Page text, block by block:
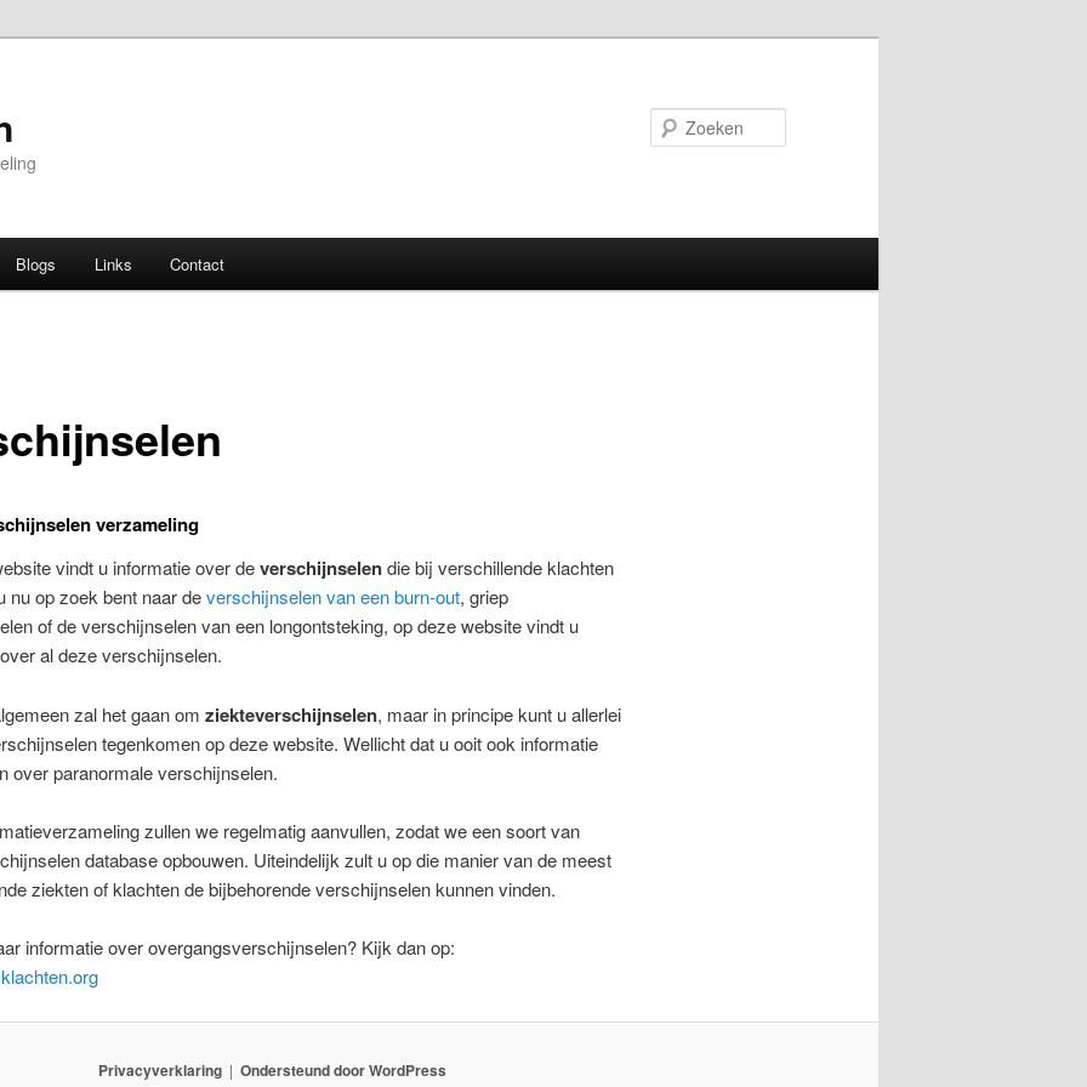
Blogs Links Contact
verzameling
vindt u informatie over deverschijnselendie bij verschillende klachten
nu op zoek bent naar deverschijnselen van een burn-out, griep
of de verschijnselen van een longontsteking, op deze website vindt u
al deze verschijnselen.
zal het gaan om ziekteverschijnselen, maar in principe kunt u allerlei
tegenkomen op deze website. Wellicht dat u ooit ook informatie
over paranormale verschijnselen.
zullen we regelmatig aanvullen, zodat we een soort van
database opbouwen. Uiteindelijk zult u op die manier van de meest
ziekten of klachten de bijbehorende verschijnselen kunnen vinden.
informatie over overgangsverschijnselen? Kijk dan op:
Privacyverklaring Ondersteund door WordPress